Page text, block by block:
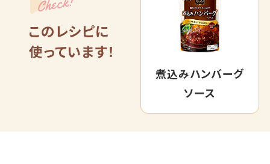
このレシピに
使っています！
煮込みハンバーグ
ソース